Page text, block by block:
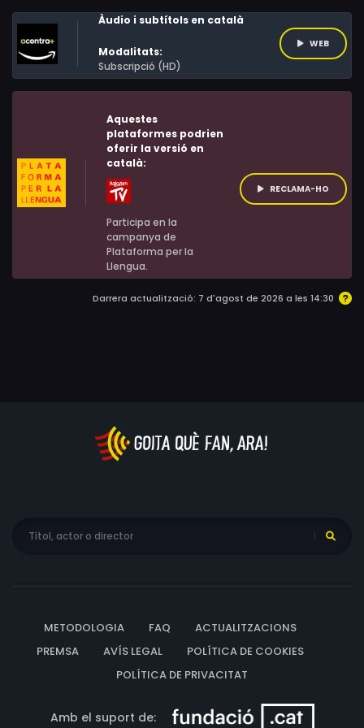
reiviure en la Claire records de la seva Fascinant, tot i
que també tràgica, vida. Aquesta última bogeria força
el retorn de la seva filla Marie, amb la qual no té
Àudio i subtítols en català
Modalitats:
Subscripció (HD)
WEB
Aquestes
plataformes podrien
oferir la versió en
català:
Participa en la
campanya de
Plataforma per la
Llengua.
RECLAMA-HO
Darrera actualització: 7 d'agost de 2026 a les 14:30
METODOLOGIA FAQ
ACTUALITZACIONS
PREMSA
AVÍS LEGAL
POLÍTICA DE COOKIES
POLÍTICA DE PRIVACITAT
Amb el suport de: